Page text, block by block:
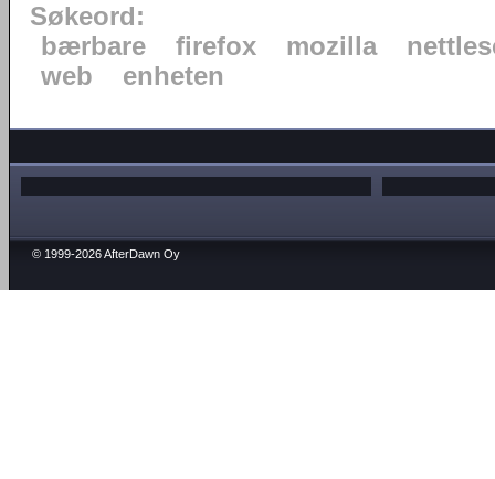
Søkeord:
bærbare
firefox mozilla
web
enheten
© 1999-2026 AfterDawn Oy